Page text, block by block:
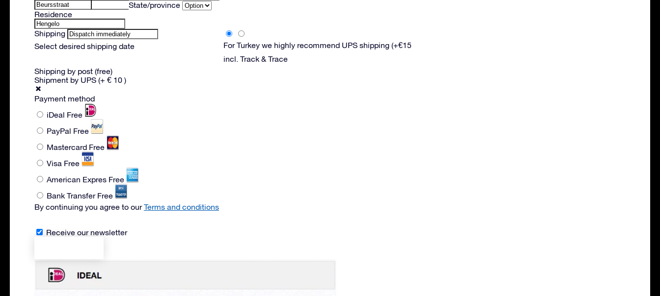
Residence
State/province
Shipping
Select desired shipping date
Shipping by post (free)
Shipment by UPS (+ € 10 )
For Turkey we highly recommend UPS shipping (+€15
incl. Track & Trace
Payment method
iDeal Free
PayPal Free
Mastercard Free
Visa Free
American Expres Free
Bank Transfer Free
By continuing you agree to ourTerms and conditions
Receive our newsletter